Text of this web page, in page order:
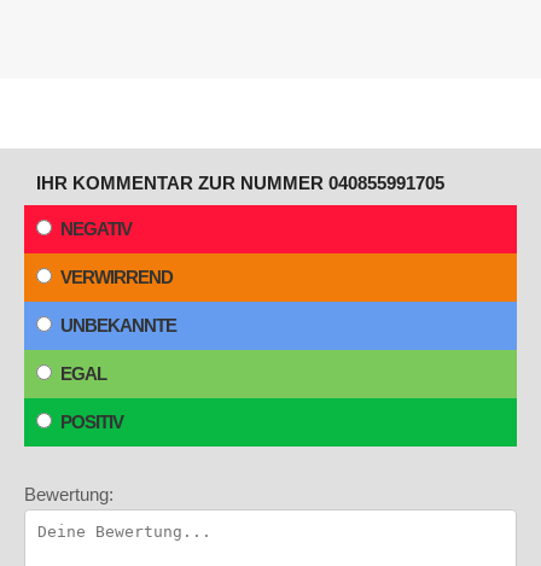
IHR KOMMENTAR ZUR NUMMER 040855991705
NEGATIV
VERWIRREND
UNBEKANNTE
EGAL
POSITIV
Bewertung: